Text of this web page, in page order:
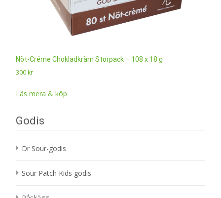
Nöt-Créme Chokladkräm Storpack – 108 x 18 g
300 kr
Läs mera & köp
Godis
Dr Sour-godis
Sour Patch Kids godis